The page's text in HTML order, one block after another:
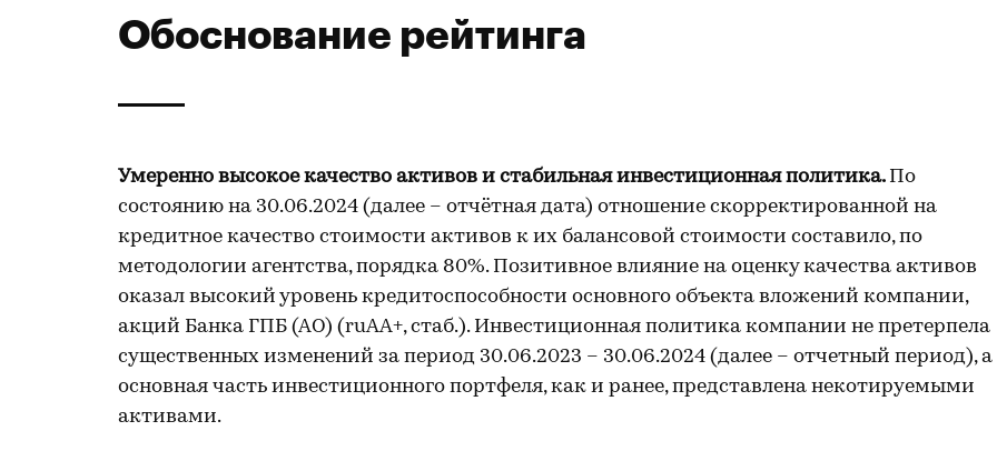
Обоснование рейтинга
Умеренно высокое качество активов и стабильная инвестиционная политика. По
состоянию на 30.06.2024 (далее – отчётная дата) отношение скорректированной на
кредитное качество стоимости активов к их балансовой стоимости составило, по
методологии агентства, порядка 80%. Позитивное влияние на оценку качества активов
оказал высокий уровень кредитоспособности основного объекта вложений компании,
акций Банка ГПБ (АО) (ruAA+, стаб.). Инвестиционная политика компании не претерпела
существенных изменений за период 30.06.2023 – 30.06.2024 (далее – отчетный период), а
основная часть инвестиционного портфеля, как и ранее, представлена некотируемыми
активами.